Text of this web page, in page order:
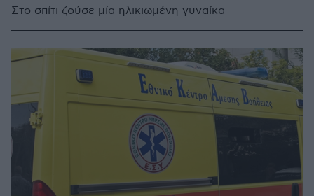
Στο σπίτι ζούσε μία ηλικιωμένη γυναίκα